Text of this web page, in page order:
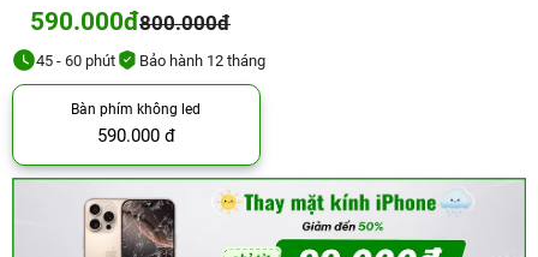
590.000đ800.000đ
45 - 60 phút Bảo hành 12 tháng
Bàn phím không led
590.000 đ